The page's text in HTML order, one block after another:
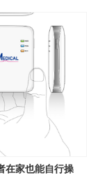
在家也能自行操